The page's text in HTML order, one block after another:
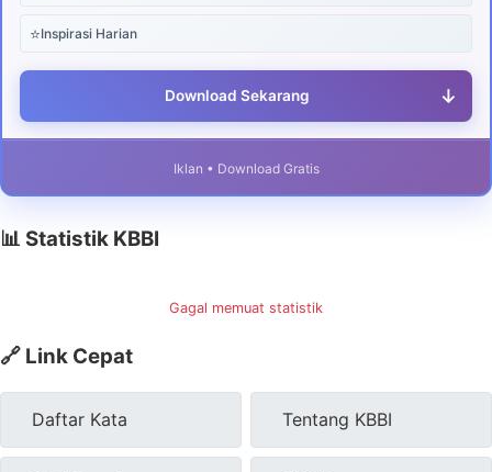
⭐Inspirasi Harian
Download Sekarang ↓
Iklan • Download Gratis
📊 Statistik KBBI
Gagal memuat statistik
🔗 Link Cepat
Daftar Kata Tentang KBBI